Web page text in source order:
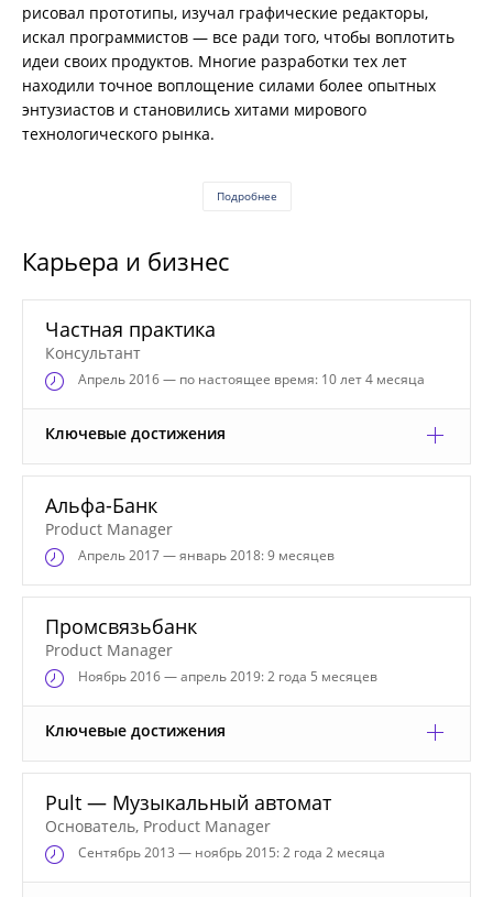
рисовал прототипы, изучал графические редакторы,
искал программистов — все ради того, чтобы воплотить
идеи своих продуктов. Многие разработки тех лет
находили точное воплощение силами более опытных
энтузиастов и становились хитами мирового
технологического рынка.
Подробнее
Карьера и бизнес
Частная практика
Консультант
Апрель2016 — по настоящее время: 10 лет 4 месяца
Ключевые достижения
Альфа-Банк
Product Manager
Апрель2017 — январь 2018: 9 месяцев
Промсвязьбанк
Product Manager
Ноябрь2016 — апрель 2019: 2 года 5 месяцев
Ключевые достижения
Pult — Музыкальный автомат
Основатель, Product Manager
Сентябрь2013 — ноябрь 2015: 2 года 2 месяца